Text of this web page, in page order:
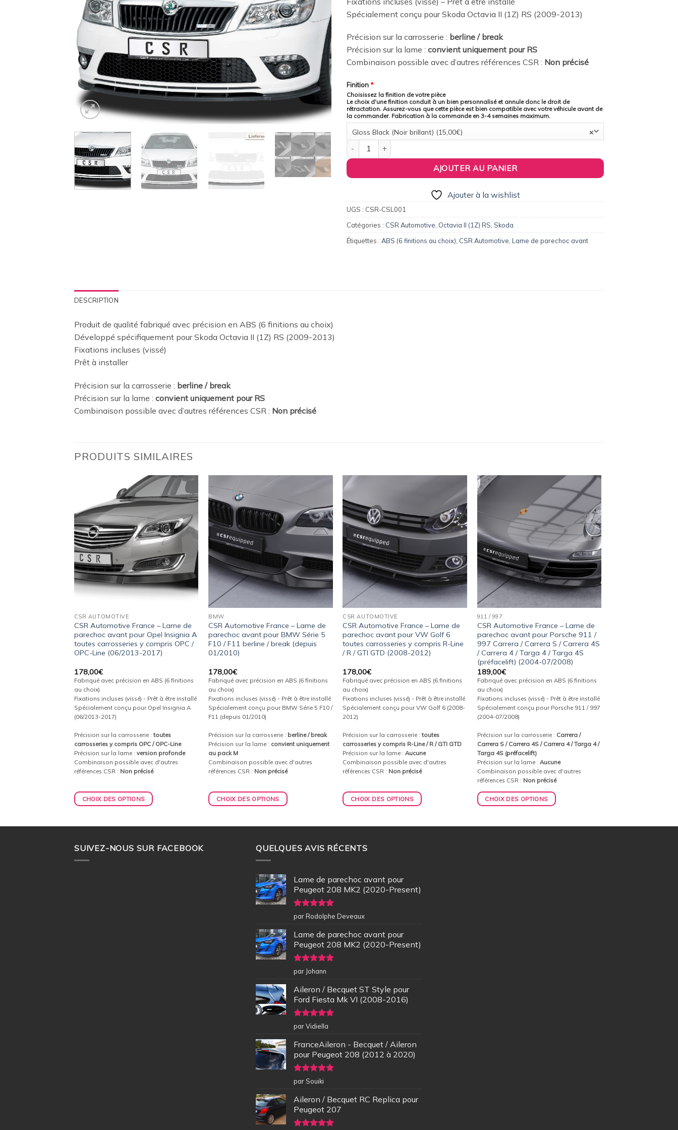
wishlist
Spécialement conçu pour Skoda Octavia II (1Z) RS (2009-2013)
Précision sur la carrosserie : berline / break
Précision sur la lame : convient uniquement pour RS
Combinaison possible avec d’autres références CSR : Non précisé
Finition*
Choisissez la finition de votre pièce
Le choix d'une finition conduit à un bien personnalisé et annule donc le droit de
rétractation. Assurez-vous que cette pièce est bien compatible avec votre véhicule avant de
la commander. Fabrication à la commande en 3-4 semaines maximum.
×
Gloss Black (Noir brillant) (15,00€)
quantité de CSR Automotive France - Lame de parechoc avant pour Skoda Octavia II (1Z) RS
AJOUTER AU PANIER
Ajouter à la wishlist
UGS : CSR-CSL001
Catégories : CSR Automotive Octavia II (1Z) RS Skoda
Étiquettes : ABS (6 finitions au choix) CSR Automotive Lame de parechoc avant
DESCRIPTION
Produit de qualité fabriqué avec précision en ABS (6 finitions au choix)
Développé spécifiquement pour Skoda Octavia II (1Z) RS (2009-2013)
Fixations incluses (vissé)
Prêt à installer
Précision sur la carrosserie : berline / break
Précision sur la lame : convient uniquement pour RS
Combinaison possible avec d’autres références CSR : Non précisé
PRODUITS SIMILAIRES
Ajouter
wishlist
CSR AUTOMOTIVE
CSR Automotive France – Lame de
parechoc avant pour Opel Insignia A
toutes carrosseries y compris OPC /
OPC-Line (06/2013-2017)
178,00€
Fabriqué avec précision en ABS (6 finitions
au choix)
Fixations incluses (vissé) - Prêt à être installé
Spécialement conçu pour Opel Insignia A
(06/2013-2017)
Précision sur la carrosserie : toutes
carrosseries y compris OPC / OPC-Line
Précision sur la lame : version profonde
Combinaison possible avec d'autres
références CSR : Non précisé
CHOIX DES OPTIONS
à la
wishlist
BMW
CSR Automotive France – Lame de
parechoc avant pour BMW Série 5
F10 / F11 berline / break (depuis
01/2010)
178,00€
Fabriqué avec précision en ABS (6 finitions
au choix)
Fixations incluses (vissé) - Prêt à être installé
Spécialement conçu pour BMW Série 5 F10 /
F11 (depuis 01/2010)
Précision sur la carrosserie : berline / break
Précision sur la lame : convient uniquement
au pack M
Combinaison possible avec d'autres
références CSR : Non précisé
CHOIX DES OPTIONS
Ajouter
à la
wishlist
CSR AUTOMOTIVE
CSR Automotive France – Lame de
parechoc avant pour VW Golf 6
toutes carrosseries y compris R-Line
/ R / GTI GTD (2008-2012)
178,00€
Fabriqué avec précision en ABS (6 finitions
au choix)
Fixations incluses (vissé) - Prêt à être installé
Spécialement conçu pour VW Golf 6 (2008-
2012)
Précision sur la carrosserie :toutes
carrosseries y compris R-Line / R / GTI GTD
Précision sur la lame :Aucune
Combinaison possible avec d'autres
références CSR : Non précisé
CHOIX DES OPTIONS
Ajouter
à la
wishlist
911 / 997
CSR Automotive France – Lame de
parechoc avant pour Porsche 911 /
997 Carrera / Carrera S / Carrera 4S
/ Carrera 4 / Targa 4 / Targa 4S
(préfacelift) (2004-07/2008)
189,00€
Fabriqué avec précision en ABS (6 finitions
au choix)
Fixations incluses (vissé) - Prêt à être installé
Spécialement conçu pour Porsche 911 / 997
(2004-07/2008)
Précision sur la carrosserie : Carrera /
Carrera S / Carrera 4S / Carrera 4 / Targa 4 /
Targa 4S (préfacelift)
Précision sur la lame : Aucune
Combinaison possible avec d'autres
références CSR : Non précisé
CHOIX DES OPTIONS
SUIVEZ-NOUS SUR FACEBOOK QUELQUES AVIS RÉCENTS
Lame de parechoc avant pour
Peugeot 208 MK2 (2020-Present)
Note5sur
5
par Rodolphe Deveaux
Lame de parechoc avant pour
Peugeot 208 MK2 (2020-Present)
Note5sur
5
par Johann
Aileron / Becquet ST Style pour
Ford Fiesta Mk VI (2008-2016)
Note5sur
5
par Vidiella
FranceAileron - Becquet / Aileron
pour Peugeot 208 (2012 à 2020)
Note5sur
5
par Souiki
Aileron / Becquet RC Replica pour
Peugeot 207